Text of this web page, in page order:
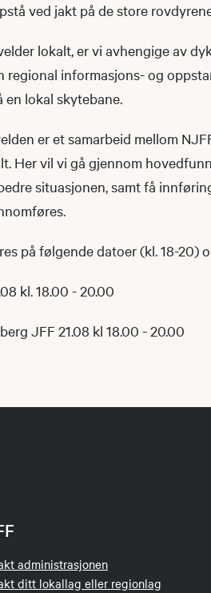
ved jakt på de store
lokalt, er vi avhengige av
regional informasjons- og
lokal skytebane.
er et samarbeid mellom
Her vil vi gå gjennom
situasjonen, samt få
på følgende datoer (kl. 18-20)
kl. 18.00 - 20.00
JFF 21.08 kl 18.00 - 20.00
administrasjonen
ditt lokallag eller regionlag